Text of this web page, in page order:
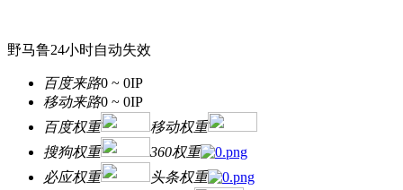
野马鲁24小时自动失效
百度来路0 ~ 0IP
移动来路0 ~ 0IP
百度权重
移动权重
搜狗权重
360权重
必应权重
头条权重